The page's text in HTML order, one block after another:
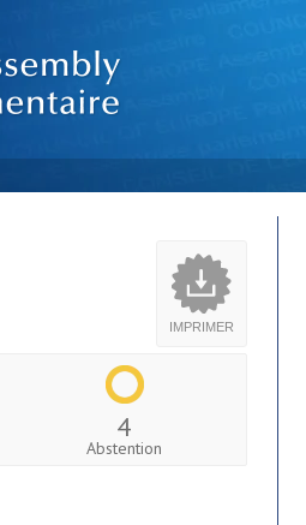
IMPRIMER
4
Abstention